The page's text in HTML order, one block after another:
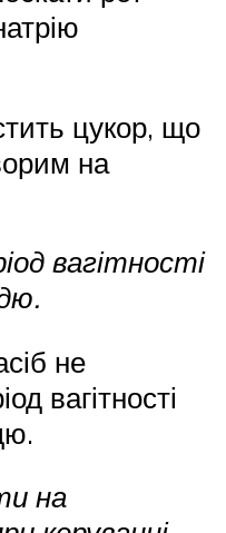
цукор, що
на
вагітності
не
вагітності
на